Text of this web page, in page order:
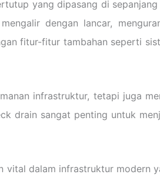
yang dipasang di
dengan lancar,
fitur-fitur tambahan seperti
infrastruktur, tetapi juga
drain sangat penting untuk
dalam infrastruktur modern